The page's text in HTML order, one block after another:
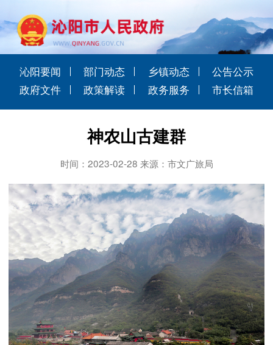
沁阳要闻 部门动态 乡镇动态
公告公示
政府文件
政策解读 政务服务 市长信箱
神农山古建群
时间：2023-02-28 来源：市文广旅局